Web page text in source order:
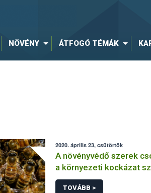
NÖVÉNY ÁTFOGÓ TÉMÁK
2020. április 23, csütörtök
A növényvédő szerek
a környezeti kockázat
TOVÁBB >